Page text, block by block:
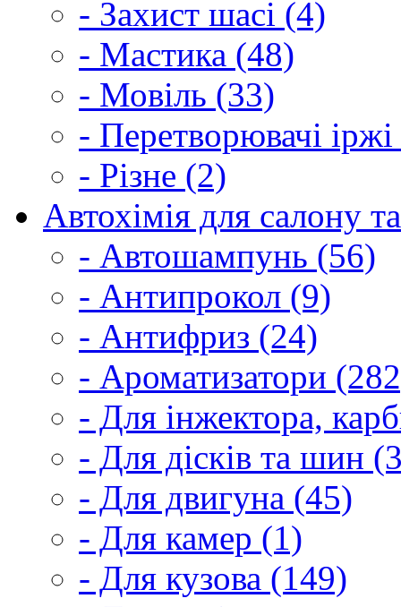
- Захист шасі (4)
- Мастика (48)
- Мовіль (33)
- Перетворювачі
- Різне (2)
Автохімія для салону
- Автошампунь (56)
- Антипрокол (9)
- Антифриз (24)
- Ароматизатори
- Для інжектора,
- Для дісків та шин
- Для двигуна (45)
- Для камер (1)
- Для кузова (149)